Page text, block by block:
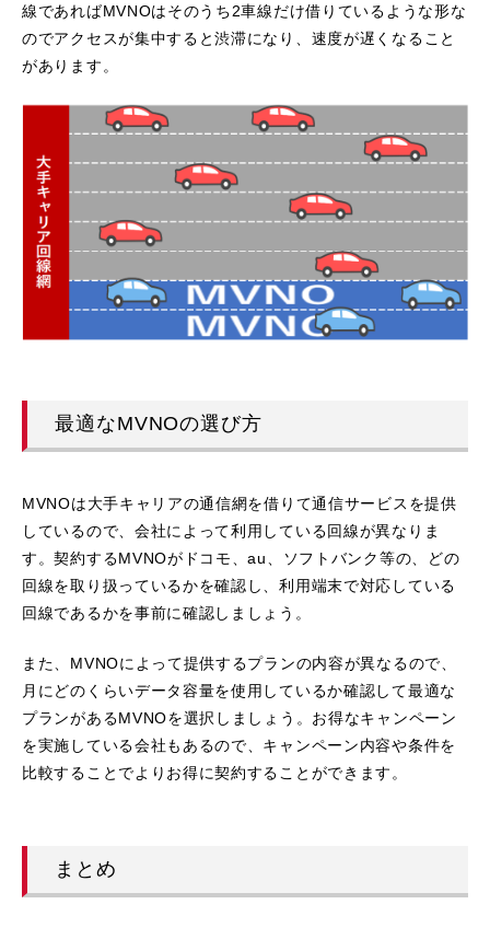
線であればMVNOはそのうち2車線だけ借りているような形な
のでアクセスが集中すると渋滞になり、速度が遅くなること
があります。
最適なMVNOの選び方
MVNOは大手キャリアの通信網を借りて通信サービスを提供
しているので、会社によって利用している回線が異なりま
す。契約するMVNOがドコモ、au、ソフトバンク等の、どの
回線を取り扱っているかを確認し、利用端末で対応している
回線であるかを事前に確認しましょう。
また、MVNOによって提供するプランの内容が異なるので、
月にどのくらいデータ容量を使用しているか確認して最適な
プランがあるMVNOを選択しましょう。お得なキャンペーン
を実施している会社もあるので、キャンペーン内容や条件を
比較することでよりお得に契約することができます。
まとめ